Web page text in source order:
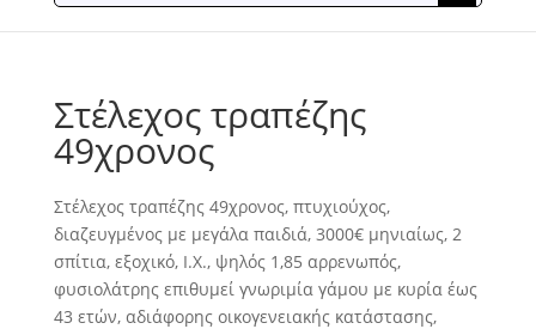
Στέλεχος τραπέζης
49χρονος
Στέλεχος τραπέζης 49χρονος, πτυχιούχος,
διαζευγμένος με μεγάλα παιδιά, 3000€ μηνιαίως, 2
σπίτια, εξοχικό, Ι.Χ., ψηλός 1,85 αρρενωπός,
φυσιολάτρης επιθυμείγνωριμία γάμου με κυρία έως
43 ετών, αδιάφορης οικογενειακής κατάστασης,